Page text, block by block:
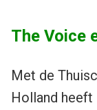
The Voice
Met de
Holland heeft